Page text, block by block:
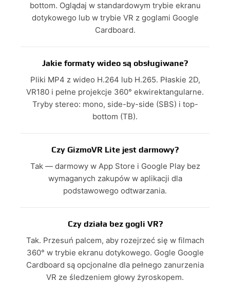
bottom. Oglądaj w standardowym trybie ekranu
dotykowego lub w trybie VR z goglami Google
Cardboard.
Jakie formaty wideo są obsługiwane?
Pliki MP4 z wideo H.264 lub H.265. Płaskie 2D,
VR180 i pełne projekcje 360° ekwirektangularne.
Tryby stereo: mono, side-by-side (SBS) i top-
bottom (TB).
Czy GizmoVR Lite jest darmowy?
Tak — darmowy w App Store i Google Play bez
wymaganych zakupów w aplikacji dla
podstawowego odtwarzania.
Czy działa bez gogli VR?
Tak. Przesuń palcem, aby rozejrzeć się w filmach
360° w trybie ekranu dotykowego. Gogle Google
Cardboard są opcjonalne dla pełnego zanurzenia
VR ze śledzeniem głowy żyroskopem.